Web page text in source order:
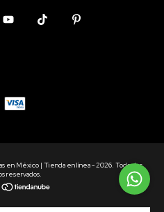
en México | Tienda en línea - 2026. Todos los
reservados.